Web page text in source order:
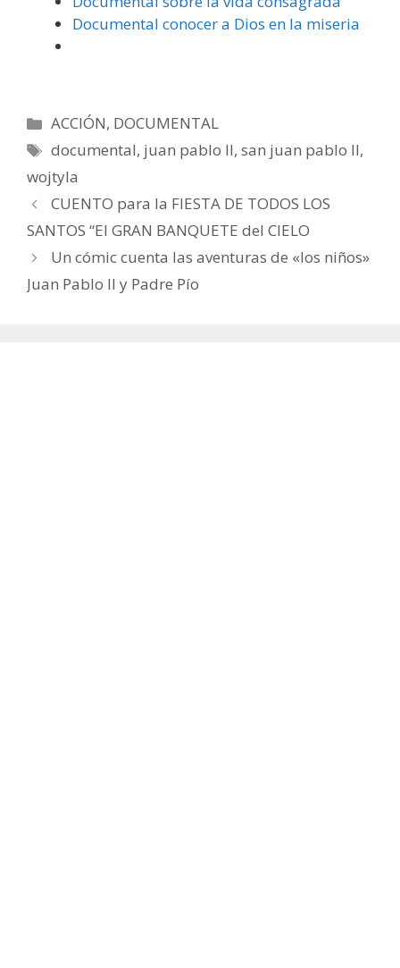
Documental conocer a Dios en la miseria
Categorías
ACCIÓN, DOCUMENTAL
Etiquetas
documental, juan pablo II,san juan pablo II,
wojtyla
CUENTO para la FIESTA DE TODOS LOS
SANTOS “El GRAN BANQUETE del CIELO
Un cómic cuenta las aventuras de «los niños»
Juan Pablo II y Padre Pío